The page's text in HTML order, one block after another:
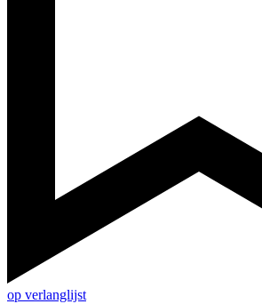
op verlanglijst